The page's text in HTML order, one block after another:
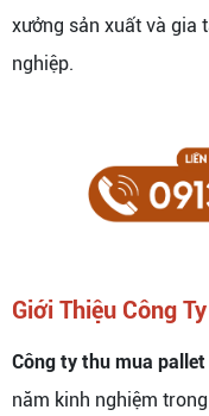
xưởng sản xuất và gia
nghiệp.
Giới Thiệu Công
Công ty thu mua
năm kinh nghiệm